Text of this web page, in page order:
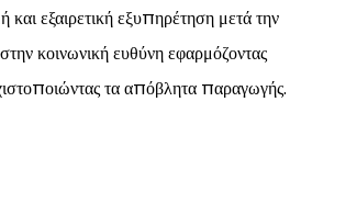
εξαιρετική εξυπηρέτηση μετά την
κοινωνική ευθύνη εφαρμόζοντας
τα απόβλητα παραγωγής.